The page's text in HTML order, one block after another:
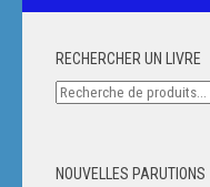
RECHERCHER UN LIVRE
Recherche
NOUVELLES PARUTIONS